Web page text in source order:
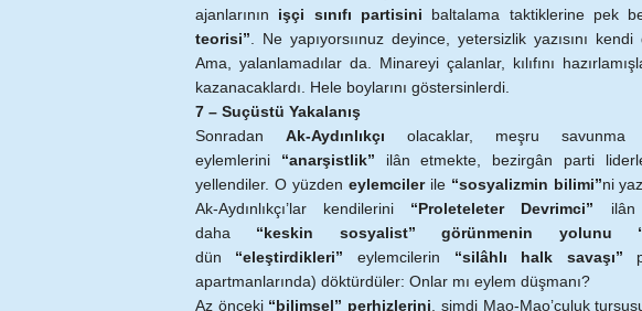
ajanlarının işçi sınıfı partisini baltalama taktiklerine pek
teorisi” . Ne yapıyorsıınuz deyince, yetersizlik yazısını
Ama, yalanlamadılar da. Minareyi çalanlar, kılıfını
kazanacaklardı. Hele boylarını göstersinlerdi.
7 – Suçüstü Yakalanış
Sonradan Ak-Aydınlıkçı olacaklar, meşru savunma
eylemlerini “anarşistlik” ilân etmekte, bezirgân parti
yellendiler. O yüzden eylemcilerile “sosyalizmin bilimi”ni
Ak-Aydınlıkçı’lar kendilerini “Proleteleter Devrimci” ilân
daha “keskin sosyalist” görünmenin yolunu
dün “eleştirdikleri” eylemcilerin “silâhlı halk savaşı”
apartmanlarında) döktürdüler: Onlar mı eylem düşmanı?
Az önceki “bilimsel” perhizlerini , şimdi Mao-Mao’culuk